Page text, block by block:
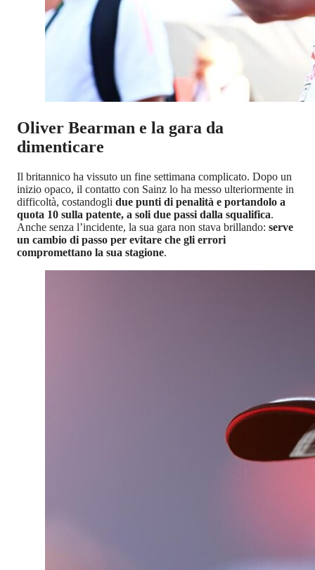
Oliver Bearman e la gara da
dimenticare
Il britannico ha vissuto un fine settimana complicato. Dopo un
inizio opaco, il contatto con Sainz lo ha messo ulteriormente in
difficoltà, costandogli due punti di penalità e portandolo a
quota 10 sulla patente, a soli due passi dalla squalifica.
Anche senza l’incidente, la sua gara non stava brillando: serve
un cambio di passo per evitare che gli errori
compromettano la sua stagione.